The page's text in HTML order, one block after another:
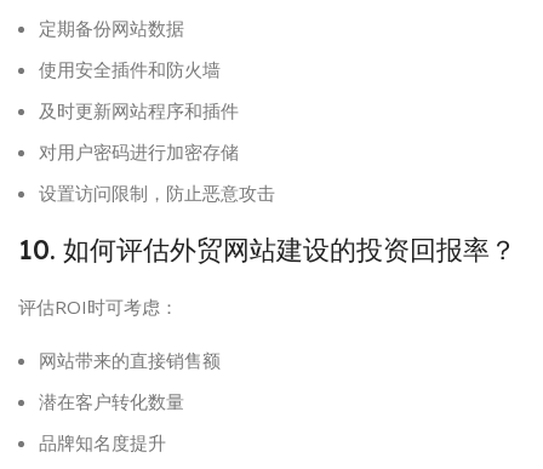
定期备份网站数据
使用安全插件和防火墙
及时更新网站程序和插件
对用户密码进行加密存储
设置访问限制，防止恶意攻击
10. 如何评估外贸网站建设的投资回报率？
评估ROI时可考虑：
网站带来的直接销售额
潜在客户转化数量
品牌知名度提升